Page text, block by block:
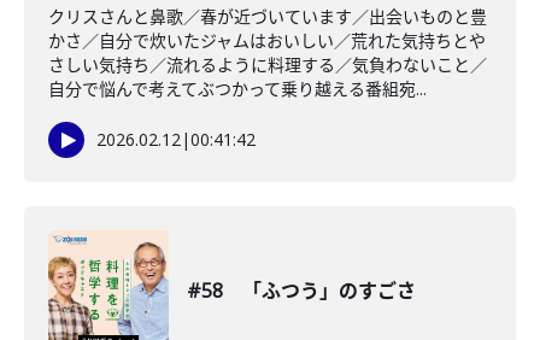
クリスさんと鼻歌／春が近づいています／出会いものと豊
かさ／自分で炊いたジャムはおいしい／荒れた気持ちとや
さしい気持ち／流れるように料理する／気負わないこと／
自分で悩んで考えてぶつかって乗り越える番組宛...
2026.02.12|00:41:42
#58 「ふつう」のすごさ